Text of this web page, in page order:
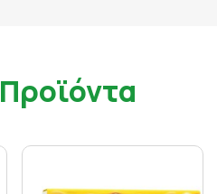
Προϊόντα